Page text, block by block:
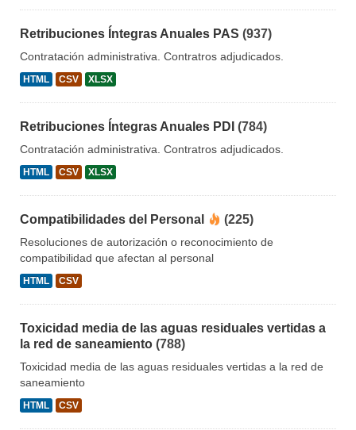
Retribuciones Íntegras Anuales PAS (937)
Contratación administrativa. Contratros adjudicados.
HTML CSV XLSX
Retribuciones Íntegras Anuales PDI (784)
Contratación administrativa. Contratros adjudicados.
HTML CSV XLSX
Compatibilidades del Personal (225)
Resoluciones de autorización o reconocimiento de
compatibilidad que afectan al personal
HTML CSV
Toxicidad media de las aguas residuales vertidas a
la red de saneamiento (788)
Toxicidad media de las aguas residuales vertidas a la red de
saneamiento
HTML CSV